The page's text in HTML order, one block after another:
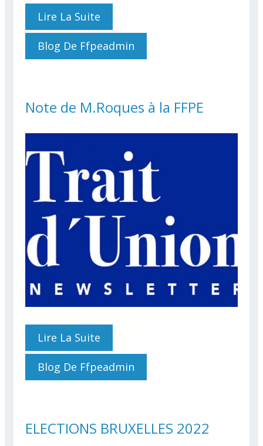
Lire La Suite
Immobiliaire
Blog De Ffpeadmin
Note de M.Roques à la FFPE
Lire La Suite
FFPE
Blog De Ffpeadmin
ELECTIONS BRUXELLES 2022